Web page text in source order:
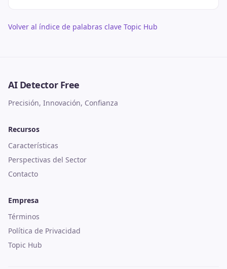
Volver al índice de palabras clave Topic Hub
AI Detector Free
Precisión, Innovación, Confianza
Recursos
Características
Perspectivas del Sector
Contacto
Empresa
Términos
Política de Privacidad
Topic Hub